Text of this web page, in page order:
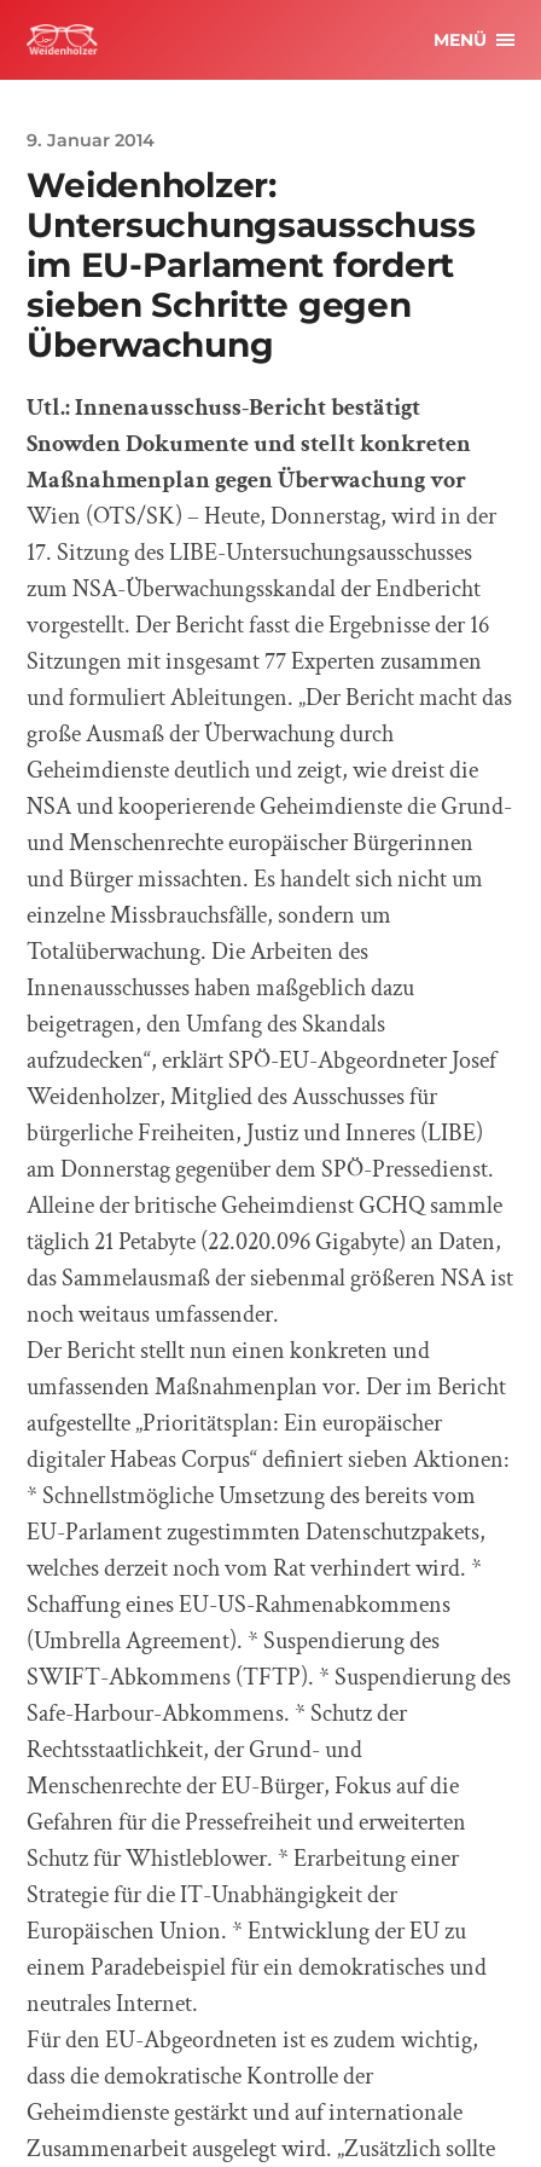
MENÜ
9. Januar 2014
Weidenholzer:
Untersuchungsausschuss
im EU-Parlament fordert
sieben Schritte gegen
Überwachung
Utl.: Innenausschuss-Bericht bestätigt
Snowden Dokumente und stellt konkreten
Maßnahmenplan gegen Überwachung vor
Wien (OTS/SK) – Heute, Donnerstag, wird in der
17. Sitzung des LIBE-Untersuchungsausschusses
zum NSA-Überwachungsskandal der Endbericht
vorgestellt. Der Bericht fasst die Ergebnisse der 16
Sitzungen mit insgesamt 77 Experten zusammen
und formuliert Ableitungen. „Der Bericht macht das
große Ausmaß der Überwachung durch
Geheimdienste deutlich und zeigt, wie dreist die
NSA und kooperierende Geheimdienste die Grund-
und Menschenrechte europäischer Bürgerinnen
und Bürger missachten. Es handelt sich nicht um
einzelne Missbrauchsfälle, sondern um
Totalüberwachung. Die Arbeiten des
Innenausschusses haben maßgeblich dazu
beigetragen, den Umfang des Skandals
aufzudecken“, erklärt SPÖ-EU-Abgeordneter Josef
Weidenholzer, Mitglied des Ausschusses für
bürgerliche Freiheiten, Justiz und Inneres (LIBE)
am Donnerstag gegenüber dem SPÖ-Pressedienst.
Alleine der britische Geheimdienst GCHQ sammle
täglich 21 Petabyte (22.020.096 Gigabyte) an Daten,
das Sammelausmaß der siebenmal größeren NSA ist
noch weitaus umfassender.
Der Bericht stellt nun einen konkreten und
umfassenden Maßnahmenplan vor. Der im Bericht
aufgestellte „Prioritätsplan: Ein europäischer
digitaler Habeas Corpus“ definiert sieben Aktionen:
* Schnellstmögliche Umsetzung des bereits vom
EU-Parlament zugestimmten Datenschutzpakets,
welches derzeit noch vom Rat verhindert wird. *
Schaffung eines EU-US-Rahmenabkommens
(Umbrella Agreement). * Suspendierung des
SWIFT-Abkommens (TFTP). * Suspendierung des
Safe-Harbour-Abkommens. * Schutz der
Rechtsstaatlichkeit, der Grund- und
Menschenrechte der EU-Bürger, Fokus auf die
Gefahren für die Pressefreiheit und erweiterten
Schutz für Whistleblower. * Erarbeitung einer
Strategie für die IT-Unabhängigkeit der
Europäischen Union. * Entwicklung der EU zu
einem Paradebeispiel für ein demokratisches und
neutrales Internet.
Für den EU-Abgeordneten ist es zudem wichtig,
dass die demokratische Kontrolle der
Geheimdienste gestärkt und auf internationale
Zusammenarbeit ausgelegt wird. „Zusätzlich sollte